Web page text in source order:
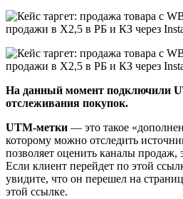
На данный момент подключили
отслеживания покупок.
UTM-метки — это такое
которому можно отследить
позволяет оценить каналы продаж,
Если клиент перейдет по этой
увидите, что он перешел на
этой ссылке.